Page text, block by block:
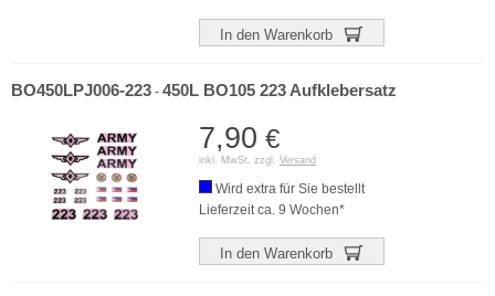
In den Warenkorb
BO450LPJ006-223 - 450L BO105 223 Aufklebersatz
7,90 €
inkl. MwSt. zzgl. Versand
Wird extra für Sie bestellt
Lieferzeit ca. 9 Wochen*
In den Warenkorb